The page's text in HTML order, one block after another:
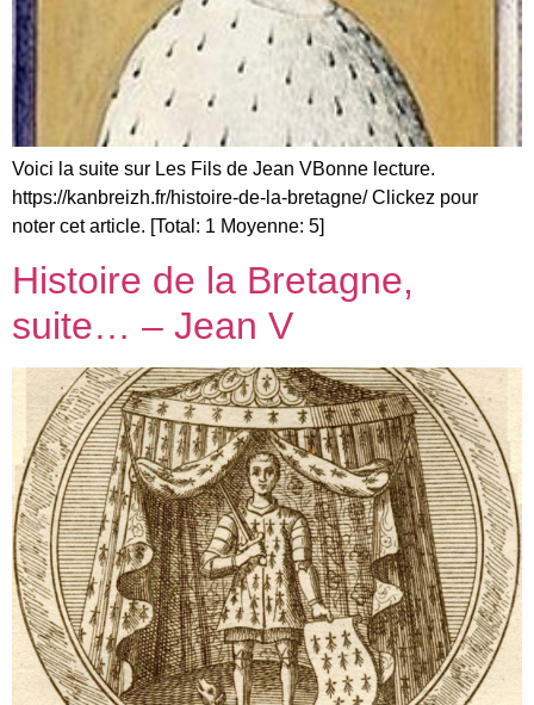
Voici la suite sur Les Fils de Jean VBonne lecture.
https://kanbreizh.fr/histoire-de-la-bretagne/ Clickez pour
noter cet article. [Total: 1 Moyenne: 5]
Histoire de la Bretagne,
suite… – Jean V